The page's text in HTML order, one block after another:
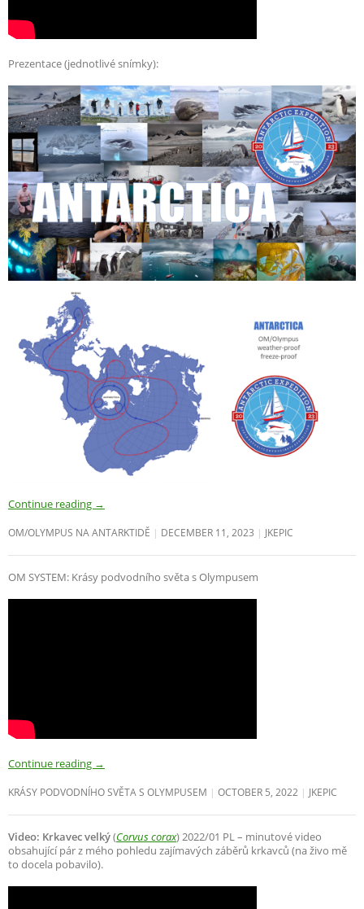
Prezentace (jednotlivé snímky):
Continue reading →
OM/OLYMPUS NA ANTARKTIDĚ DECEMBER 11, 2023 JKEPIC
OM SYSTEM: Krásy podvodního světa s Olympusem
Continue reading →
KRÁSY PODVODNÍHO SVĚTA S OLYMPUSEM OCTOBER 5, 2022 JKEPIC
Video: Krkavec velký(Corvus corax) 2022/01 PL – minutové video
obsahující pár z mého pohledu zajímavých záběrů krkavců (na živo mě
to docela pobavilo).